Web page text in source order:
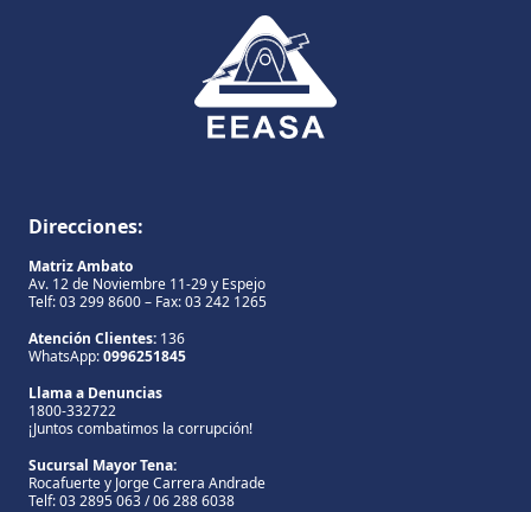
Direcciones:
Matriz Ambato
Av. 12 de Noviembre 11-29 y Espejo
Telf: 03 299 8600 – Fax: 03 242 1265
Atención Clientes: 136
WhatsApp:0996251845
Llama a Denuncias
1800-332722
¡Juntos combatimos la corrupción!
Sucursal Mayor Tena:
Rocafuerte y Jorge Carrera Andrade
Telf: 03 2895 063 / 06 288 6038